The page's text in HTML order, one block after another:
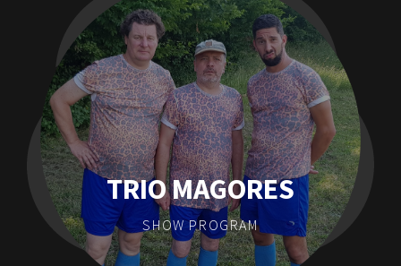
TRIO MAGORES
SHOW PROGRAM